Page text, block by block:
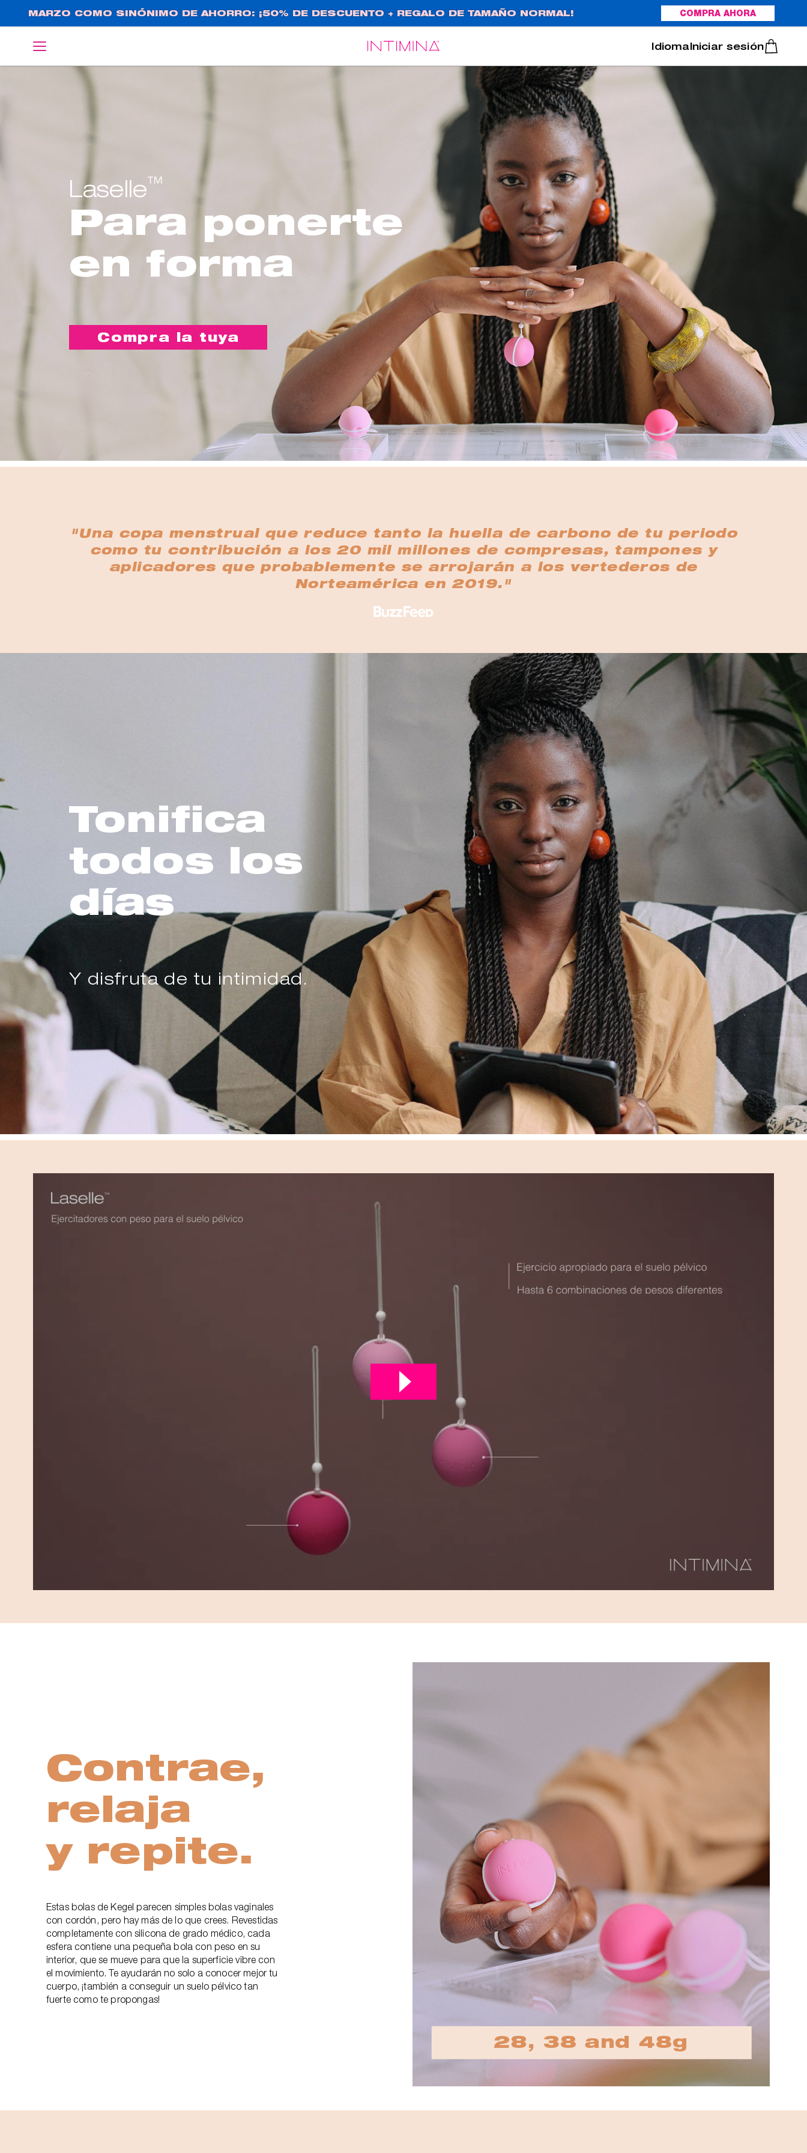
principal
MARZO COMO SINÓNIMO DE AHORRO: ¡50% DE DESCUENTO + REGALO DE TAMAÑO NORMAL! COMPRA AHORA
English Português
Iniciar sesión
Para ponerte
en forma
Laselle™
Compra la tuya
"Una copa menstrual que reduce tanto la huella de carbono de tu periodo
como tu contribución a los 20 mil millones de compresas, tampones y
aplicadores que probablemente se arrojarán a los vertederos de
Norteamérica en 2019."
Tonifica
todos los
días
Y disfruta de tu intimidad.
Contrae,
relaja
y repite.
Estas bolas de Kegel parecen simples bolas vaginales
con cordón, pero hay más de lo que crees. Revestidas
completamente con silicona de grado médico, cada
esfera contiene una pequeña bola con peso en su
interior, que se mueve para que la superficie vibre con
el movimiento. Te ayudarán no solo a conocer mejor tu
cuerpo, ¡también a conseguir un suelo pélvico tan
fuerte como te propongas!